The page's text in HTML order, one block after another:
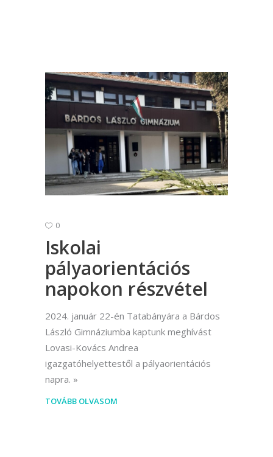
0
Iskolai
pályaorientációs
napokon részvétel
2024. január 22-én Tatabányára a Bárdos
László Gimnáziumba kaptunk meghívást
Lovasi-Kovács Andrea
igazgatóhelyettestől a pályaorientációs
napra.
TOVÁBB OLVASOM